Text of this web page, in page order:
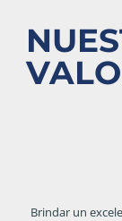
Brindar un